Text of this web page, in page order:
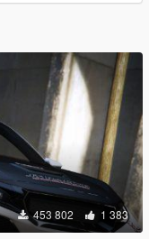
453 802 1 383